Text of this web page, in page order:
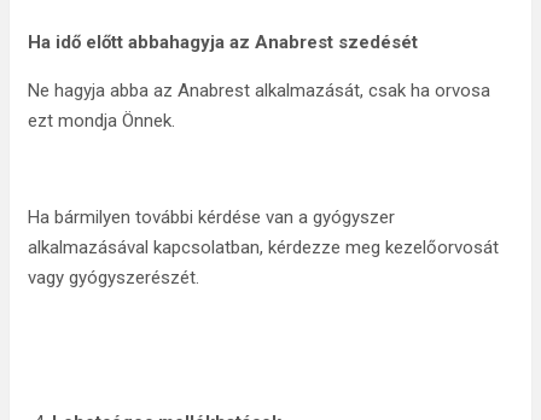
Ha idő előtt abbahagyja az Anabrest szedését
Ne hagyja abba az Anabrest alkalmazását, csak ha orvosa
ezt mondja Önnek.
Ha bármilyen további kérdése van a gyógyszer
alkalmazásával kapcsolatban, kérdezze meg kezelőorvosát
vagy gyógyszerészét.